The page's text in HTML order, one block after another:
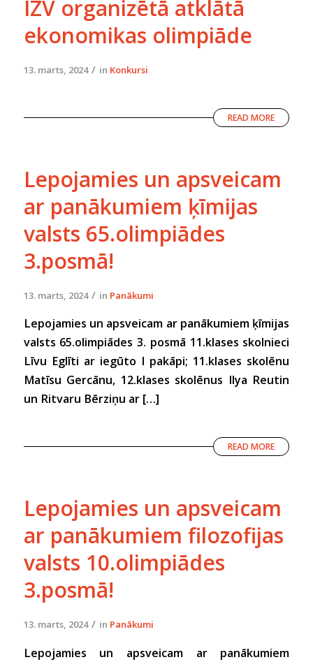
IZV organizētā atklātā
ekonomikas olimpiāde
13. marts, 2024 / in Konkursi
READ MORE
Lepojamies un apsveicam
ar panākumiem ķīmijas
valsts 65.olimpiādes
3.posmā!
13. marts, 2024 / in Panākumi
Lepojamies un apsveicam ar panākumiem ķīmijas
valsts 65.olimpiādes 3. posmā 11.klases skolnieci
Līvu Eglīti ar iegūto I pakāpi; 11.klases skolēnu
Matīsu Gercānu, 12.klases skolēnus Ilya Reutin
un Ritvaru Bērziņu ar […]
READ MORE
Lepojamies un apsveicam
ar panākumiem filozofijas
valsts 10.olimpiādes
3.posmā!
13. marts, 2024 / in Panākumi
Lepojamies un apsveicam ar panākumiem